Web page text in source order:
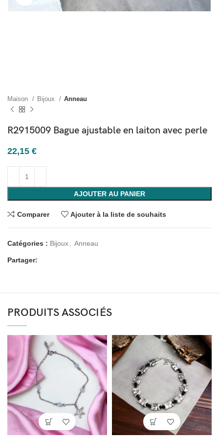
Maison Bijoux Anneau
R2915009 Bague ajustable en laiton avec perle
22,15 €
AJOUTER AU PANIER
Comparer Ajouter à la liste de souhaits
Catégories : Bijoux, Anneau
Partager:
PRODUITS ASSOCIÉS